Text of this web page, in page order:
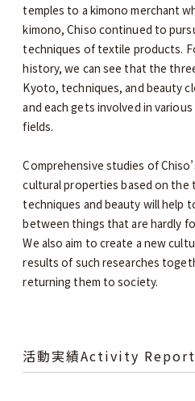
temples to a kimono merchant
kimono, Chiso continued to
techniques of textile products.
history, we can see that the
Kyoto, techniques, and beauty
and each gets involved in
fields.
Comprehensive studies of
cultural properties based on the
techniques and beauty will help
between things that are hardly
We also aim to create a new
results of such researches
returning them to society.
活動実績Activity